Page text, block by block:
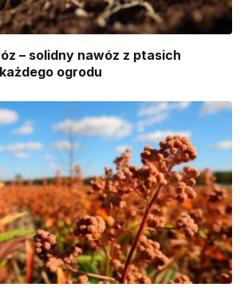
– solidny nawóz z ptasich
ogrodu